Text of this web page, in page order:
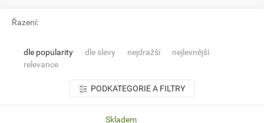
Řazení:
dle popularity dle slevy nejdražší
nejlevnější
relevance
PODKATEGORIE A FILTRY
Skladem